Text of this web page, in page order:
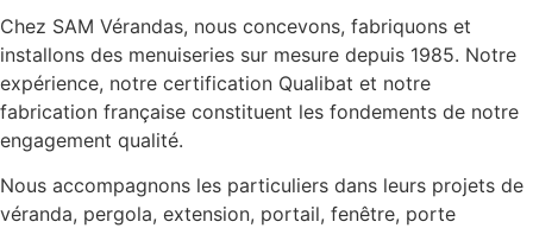
Chez SAM Vérandas, nous concevons, fabriquons et
installons des menuiseries sur mesure depuis 1985. Notre
expérience, notre certification Qualibat et notre
fabrication française constituent les fondements de notre
engagement qualité.
Nous accompagnons les particuliers dans leurs projets de
véranda, pergola, extension, portail, fenêtre, porte